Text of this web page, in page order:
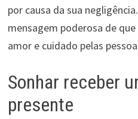
por causa da sua
mensagem poderosa de
amor e cuidado pelas
Sonhar receber
presente